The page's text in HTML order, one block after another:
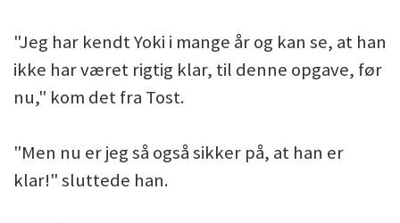
"Jeg har kendt Yoki i mange år og kan se, at han
ikke har været rigtig klar, til denne opgave, før
nu," kom det fra Tost.
"Men nu er jeg så også sikker på, at han er
klar!" sluttede han.